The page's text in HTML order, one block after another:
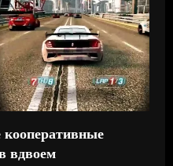
вдвоем